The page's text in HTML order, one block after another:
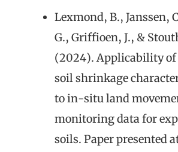
Lexmond, B., Janssen,
G., Griffioen, J., &
(2024). Applicability of
soil shrinkage
to in-situ land
monitoring data for
soils. Paper presented